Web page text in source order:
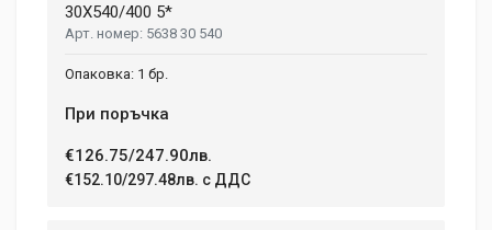
30X540/400 5*
5638 30 540
1 бр.
При поръчка
€126.75/247.90лв.
€152.10/297.48лв. с ДДС